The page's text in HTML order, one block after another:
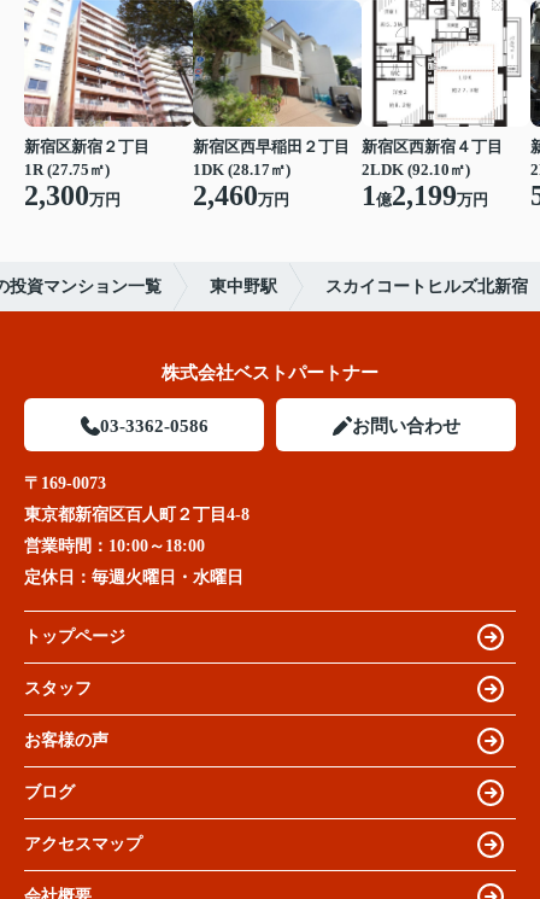
新宿区新宿２丁目
1R (27.75㎡)
2,300万円
新宿区西早稲田２丁目
1DK (28.17㎡)
2,460万円
新宿区西新宿４丁目
2LDK (92.10㎡)
1億2,199万円
投資マンション一覧 東中野駅 スカイコートヒルズ北新宿
株式会社ベストパートナー
03-3362-0586 お問い合わせ
〒169-0073
東京都新宿区百人町２丁目4-8
営業時間： 10:00～18:00
定休日： 毎週火曜日・水曜日
トップページ
スタッフ
お客様の声
ブログ
アクセスマップ